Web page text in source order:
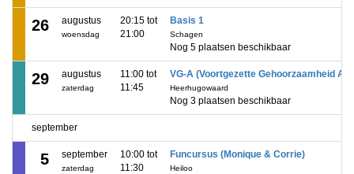
26 augustus
woensdag
20:15 tot
21:00
Basis 1
Schagen
Nog 5 plaatsen beschikbaar
29 augustus
zaterdag
11:00 tot
11:45
VG-A (Voortgezette Gehoorzaamheid A)
Heerhugowaard
Nog 3 plaatsen beschikbaar
september
5 september
zaterdag
10:00 tot
11:30
Funcursus (Monique & Corrie)
Heiloo